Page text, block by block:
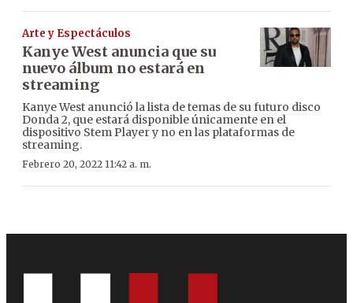
Arte y Espectáculos
Kanye West anuncia que su
nuevo álbum no estará en
streaming
Kanye West anunció la lista de temas de su futuro disco
Donda 2, que estará disponible únicamente en el
dispositivo Stem Player y no en las plataformas de
streaming.
Febrero 20, 2022 11:42 a. m.